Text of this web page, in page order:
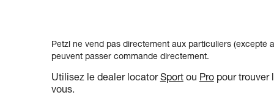
Petzl ne vend pas directement aux particuliers (excepté
peuvent passer commande directement.
Utilisez le dealer locatorSportou Propour trouver
vous.